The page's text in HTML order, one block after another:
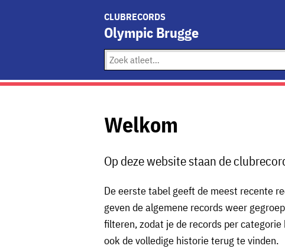
CLUBRECORDS
Olympic Brugge
Welkom
Op deze website staan de
De eerste tabel geeft de meest recente
geven de algemene records weer
filteren, zodat je de records per
ook de volledige historie terug te vinden.